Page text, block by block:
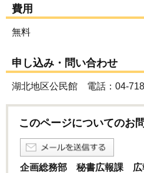
費用
無料
申し込み・問い合わせ
湖北地区公民館 電話：04-
このページについてのお
企画総務部 秘書広報課 広